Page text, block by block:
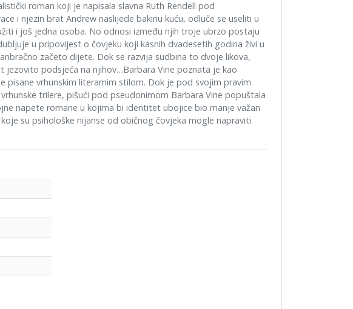
roman koji je napisala slavna Ruth Rendell pod
i njezin brat Andrew naslijede bakinu kuću, odluče se useliti u
i još jedna osoba. No odnosi između njih troje ubrzo postaju
u pripovijest o čovjeku koji kasnih dvadesetih godina živi u
začeto dijete. Dok se razvija sudbina to dvoje likova,
jezovito podsjeća na njihov…Barbara Vine poznata je kao
pisane vrhunskim literarnim stilom. Dok je pod svojim pravim
trilere, pišući pod pseudonimom Barbara Vine popuštala
napete romane u kojima bi identitet ubojice bio manje važan
su psihološke nijanse od običnog čovjeka mogle napraviti